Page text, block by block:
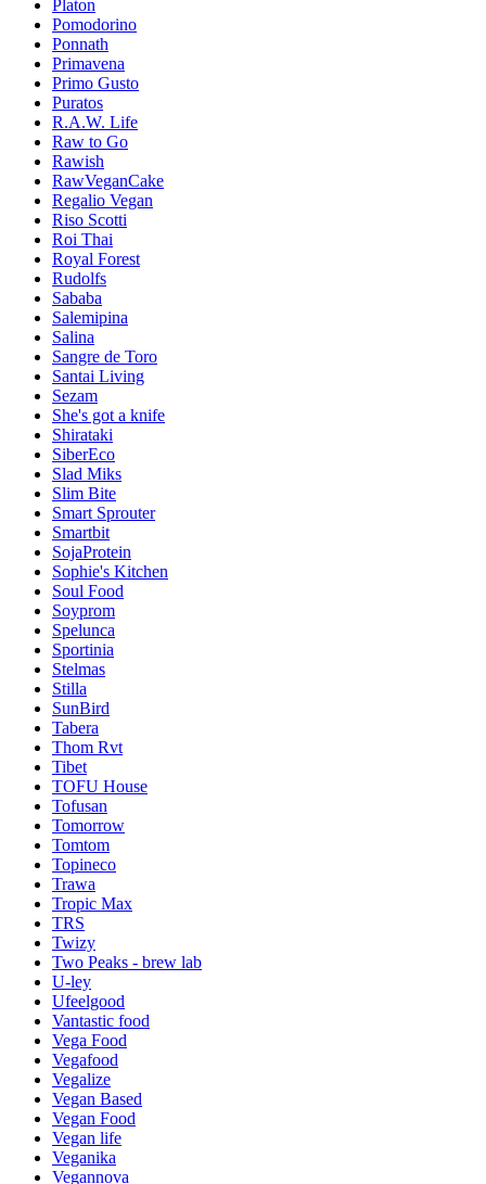
Platon
Pomodorino
Ponnath
Primavena
Primo Gusto
Puratos
R.A.W. Life
Raw to Go
Rawish
RawVeganCake
Regalio Vegan
Riso Scotti
Roi Thai
Royal Forest
Rudolfs
Sababa
Salemipina
Salina
Sangre de Toro
Santai Living
Sezam
She's got a knife
Shirataki
SiberEco
Slad Miks
Slim Bite
Smart Sprouter
Smartbit
SojaProtein
Sophie's Kitchen
Soul Food
Soyprom
Spelunca
Sportinia
Stelmas
Stilla
SunBird
Tabera
Thom Rvt
Tibet
TOFU House
Tofusan
Tomorrow
Tomtom
Topineco
Trawa
Tropic Max
TRS
Twizy
Two Peaks - brew lab
U-ley
Ufeelgood
Vantastic food
Vega Food
Vegafood
Vegalize
Vegan Based
Vegan Food
Vegan life
Veganika
Vegannova